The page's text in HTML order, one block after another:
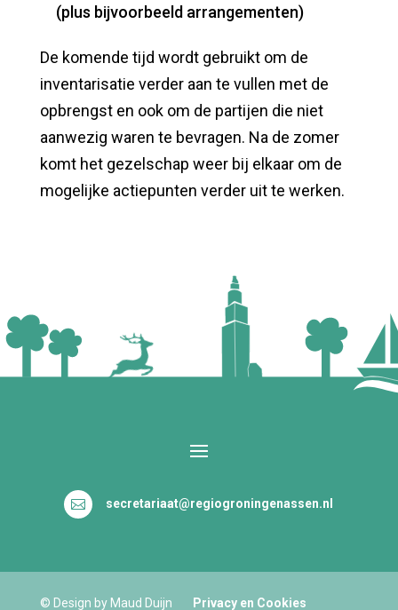
(plus bijvoorbeeld arrangementen)
De komende tijd wordt gebruikt om de
inventarisatie verder aan te vullen met de
opbrengst en ook om de partijen die niet
aanwezig waren te bevragen. Na de zomer
komt het gezelschap weer bij elkaar om de
mogelijke actiepunten verder uit te werken.
 secretariaat@regiogroningenassen.nl
© Design by Maud Duijn Privacy en Cookies